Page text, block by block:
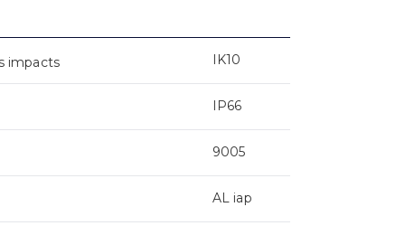
impacts IK10
IP66
9005
AL iap